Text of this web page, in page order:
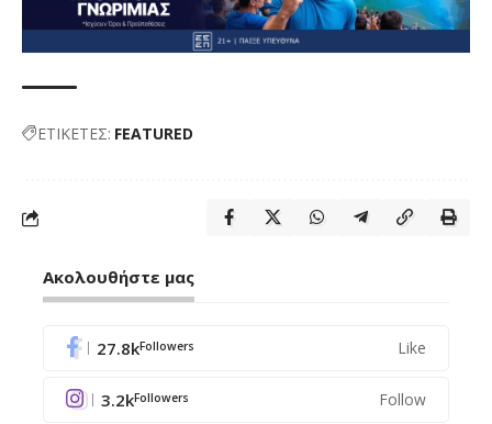
ΕΤΙΚΕΤΕΣ: FEATURED
Ακολουθήστε μας
27.8kFollowers Like
3.2kFollowers Follow